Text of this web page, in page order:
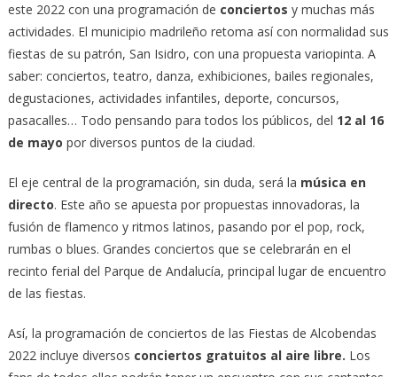
este 2022 con una programación de conciertos y muchas más
actividades. El municipio madrileño retoma así con normalidad sus
fiestas de su patrón, San Isidro, con una propuesta variopinta. A
saber: conciertos, teatro, danza, exhibiciones, bailes regionales,
degustaciones, actividades infantiles, deporte, concursos,
pasacalles… Todo pensando para todos los públicos, del 12 al 16
de mayo por diversos puntos de la ciudad.
El eje central de la programación, sin duda, será la música en
directo. Este año se apuesta por propuestas innovadoras, la
fusión de flamenco y ritmos latinos, pasando por el pop, rock,
rumbas o blues. Grandes conciertos que se celebrarán en el
recinto ferial del Parque de Andalucía, principal lugar de encuentro
de las fiestas.
Así, la programación de conciertos de las Fiestas de Alcobendas
2022 incluye diversos conciertos gratuitos al aire libre. Los